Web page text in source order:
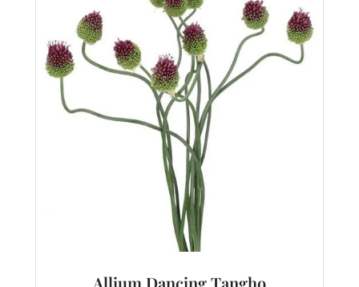
Allium Dancing Tangho